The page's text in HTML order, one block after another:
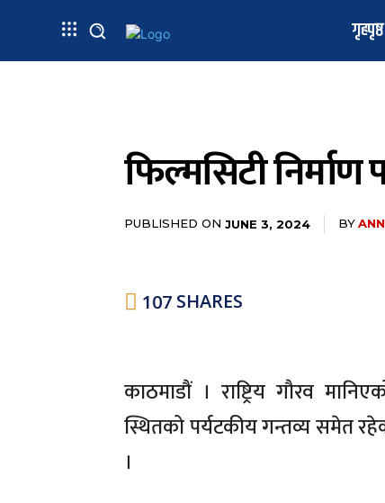
गृहपृष्ठ
फिल्मसिटी
PUBLISHED ON JUNE 3, 2024 BY
107 SHARES
काठमाडौं । राष्ट्रिय गौरव
स्थितको पर्यटकीय गन्तव्य समेत
।